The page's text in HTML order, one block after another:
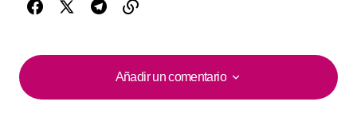
Añadir un comentario
Añadir un comentario